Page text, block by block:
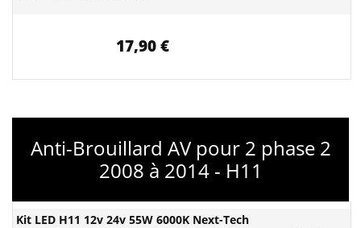
17,90 €
Anti-Brouillard AV pour 2 phase 2
2008 à 2014 - H11
Kit LED H11 12v 24v 55W 6000K Next-Tech